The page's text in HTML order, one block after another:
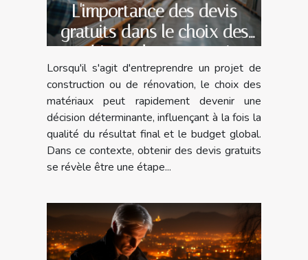
L'importance des devis
gratuits dans le choix des
matériaux de construction
Lorsqu'il s'agit d'entreprendre un projet de
construction ou de rénovation, le choix des
matériaux peut rapidement devenir une
décision déterminante, influençant à la fois la
qualité du résultat final et le budget global.
Dans ce contexte, obtenir des devis gratuits
se révèle être une étape...